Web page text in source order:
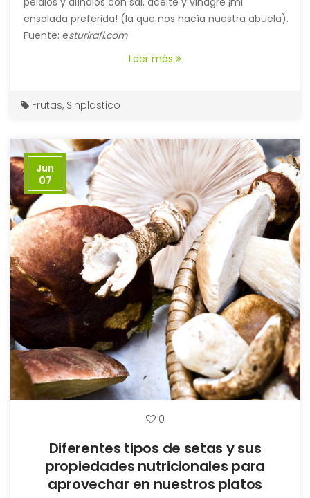
ensalada preferida! (la que nos hacía nuestra abuela).
Fuente: esturirafi.com
Leer más
Frutas, Sinplastico
Jun
07
0
Diferentes tipos de setas y sus
propiedades nutricionales para
aprovechar en nuestros platos